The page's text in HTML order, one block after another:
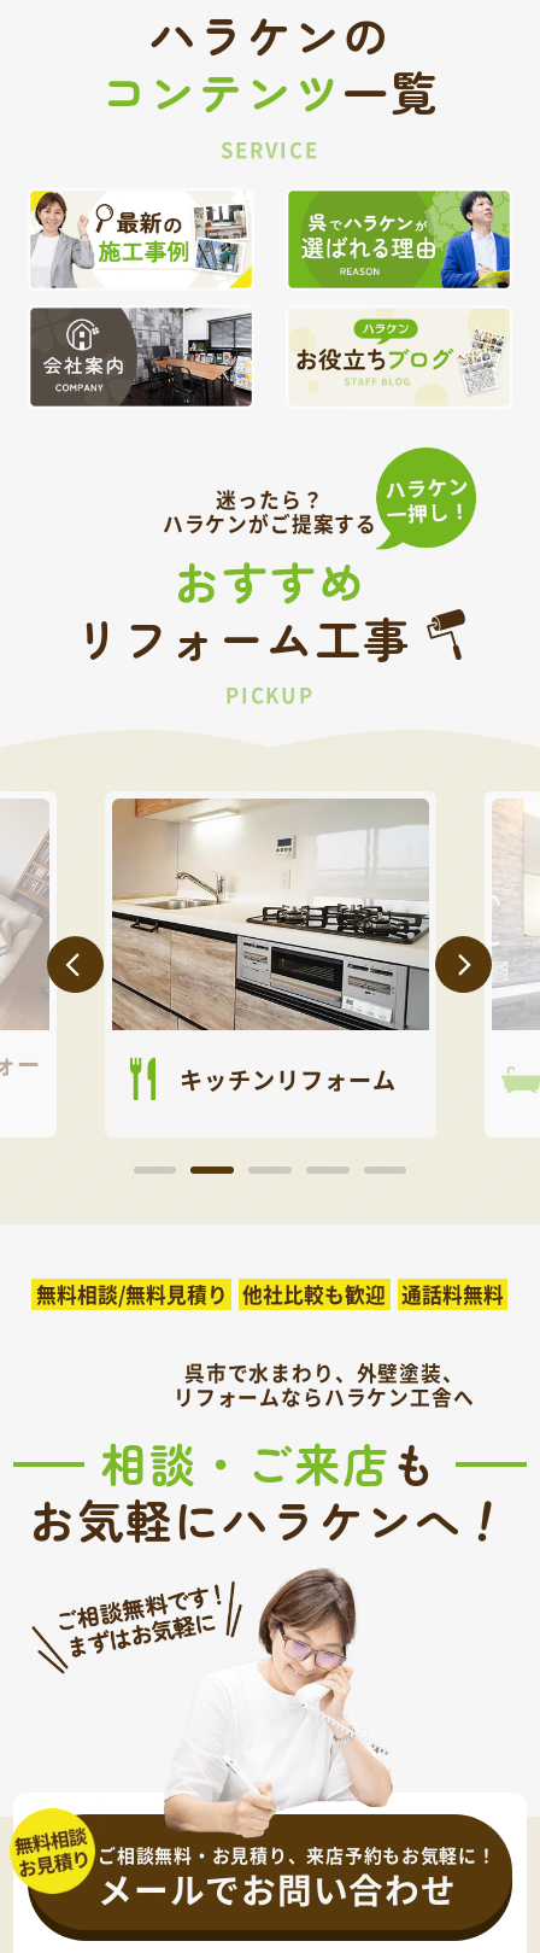
ハラケンの
コンテンツ一覧
SERVICE
迷ったら？
ハラケンがご提案する
おすすめ
リフォーム工事
PICKUP
ンリフォーム お風呂リフォーム
無料相談/無料見積り 他社比較も歓迎 通話料無料
呉市で水まわり、外壁塗装、
リフォームならハラケン工舎へ
相談・ご来店も
お気軽にハラケンへ！
ご相談無料・お見積り、来店予約もお気軽に！
メールでお問い合わせ